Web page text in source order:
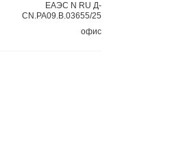
ЕАЭС N RU Д-
CN.РА09.В.03655/25
офис